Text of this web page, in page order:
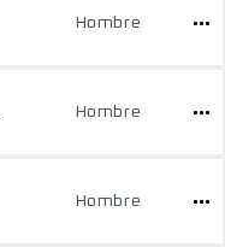
Hombre
Hombre
Hombre